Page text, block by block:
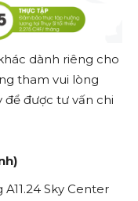
dành riêng cho
tham vui lòng
để được tư vấn chi
Sky Center